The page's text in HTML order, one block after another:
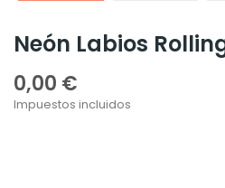
Neón Labios
0,00 €
Impuestos incluidos